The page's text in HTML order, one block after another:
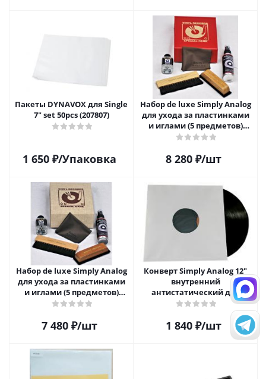
Пакеты DYNAVOX для Single
7" set 50pcs (207807)
1 650₽/Упаковка
Набор de luxe Simply Analog
для ухода за пластинками
и иглами (5 предметов)
SAVC008
8 280₽/шт
Набор de luxe Simply Analog
для ухода за пластинками
и иглами (5 предметов)
SAVC005
7 480₽/шт
Конверт Simply Analog 12"
внутренний
антистатический для
пластинок (25шт)
1 840₽/шт